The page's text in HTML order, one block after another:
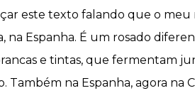
este texto falando que o meu
na Espanha. É um rosado
e tintas, que fermentam
Também na Espanha, agora